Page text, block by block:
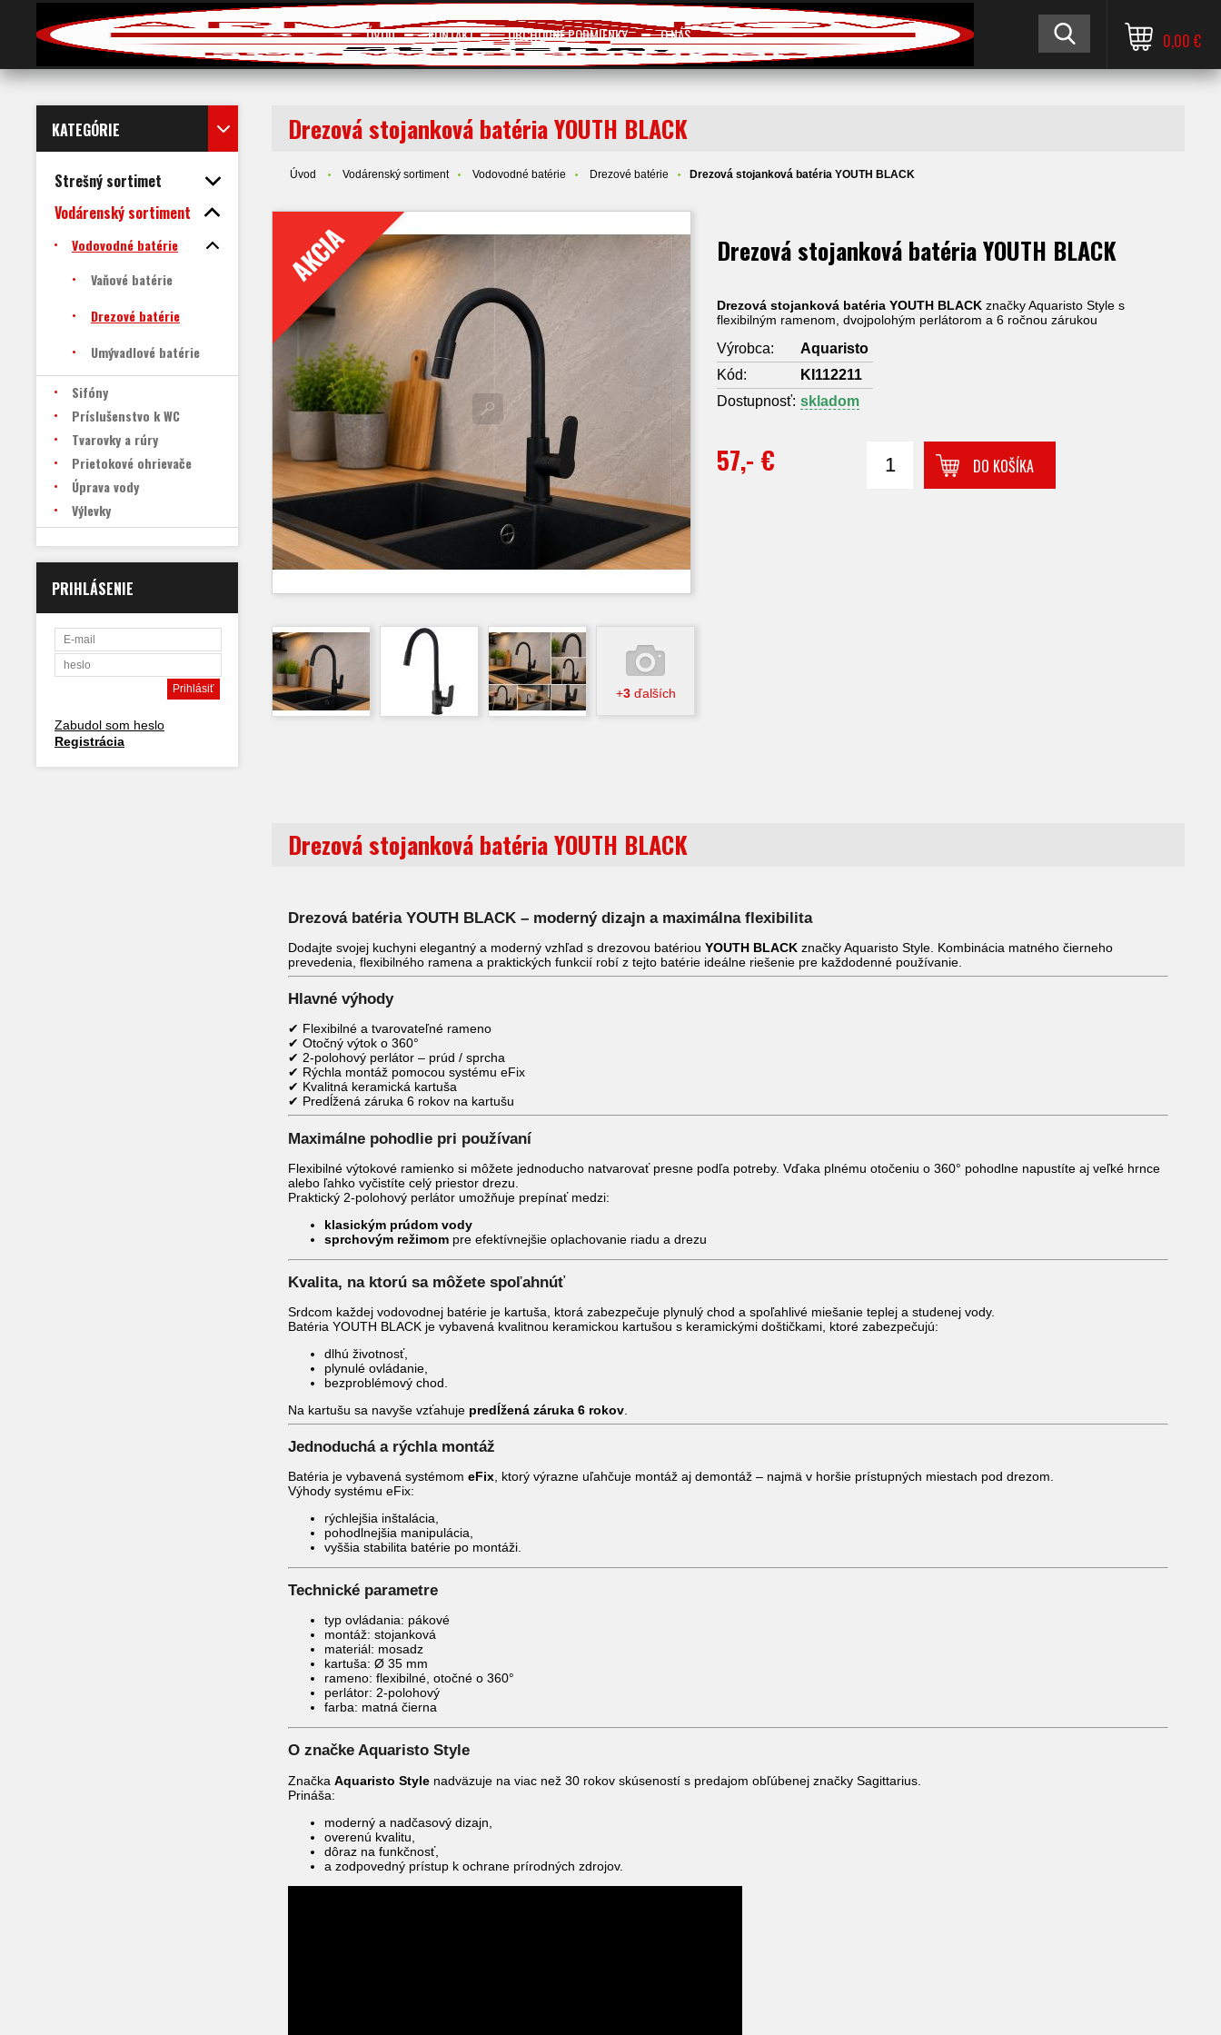
ÚVOD KONTAKT OBCHODNÉ PODMIENKY O NÁS 0,00 €
KATEGÓRIE
Strešný sortimet
Vodárenský sortiment
Vodovodné batérie
Vaňové batérie
Drezové batérie
Umývadlové batérie
Sifóny
Príslušenstvo k WC
Tvarovky a rúry
Prietokové ohrievače
Úprava vody
Výlevky
PRIHLÁSENIE
Zabudol som heslo
Registrácia
Drezová stojanková batéria YOUTH BLACK
Úvod Vodárenský sortiment Vodovodné batérie Drezové batérie Drezová stojanková batéria YOUTH BLACK
AKCIA
+3ďalších
Drezová stojanková batéria YOUTH BLACK
Drezová stojanková batéria YOUTH BLACKznačky Aquaristo Style s
flexibilným ramenom, dvojpolohým perlátorom a 6 ročnou zárukou
Výrobca:
Aquaristo
Kód:
KI112211
Dostupnosť: skladom
57,- € DO KOŠÍKA
Drezová stojanková batéria YOUTH BLACK
Drezová batéria YOUTH BLACK – moderný dizajn a maximálna flexibilita
Dodajte svojej kuchyni elegantný a moderný vzhľad s drezovou batériouYOUTH BLACK značky Aquaristo Style. Kombinácia matného čierneho
prevedenia, flexibilného ramena a praktických funkcií robí z tejto batérie ideálne riešenie pre každodenné používanie.
Hlavné výhody
✔ Flexibilné a tvarovateľné rameno
✔ Otočný výtok o 360°
✔ 2-polohový perlátor – prúd / sprcha
✔ Rýchla montáž pomocou systému eFix
✔ Kvalitná keramická kartuša
✔ Predĺžená záruka 6 rokov na kartušu
Maximálne pohodlie pri používaní
Flexibilné výtokové ramienko si môžete jednoducho natvarovať presne podľa potreby. Vďaka plnému otočeniu o 360° pohodlne napustíte aj veľké hrnce
alebo ľahko vyčistíte celý priestor drezu.
Praktický 2-polohový perlátor umožňuje prepínať medzi:
klasickým prúdom vody
sprchovým režimom pre efektívnejšie oplachovanie riadu a drezu
Kvalita, na ktorú sa môžete spoľahnúť
Srdcom každej vodovodnej batérie je kartuša, ktorá zabezpečuje plynulý chod a spoľahlivé miešanie teplej a studenej vody.
Batéria YOUTH BLACK je vybavená kvalitnou keramickou kartušou s keramickými doštičkami, ktoré zabezpečujú:
dlhú životnosť,
plynulé ovládanie,
bezproblémový chod.
Na kartušu sa navyše vzťahuje predĺžená záruka 6 rokov
Jednoduchá a rýchla montáž
Batéria je vybavená systémomeFix , ktorý výrazne uľahčuje montáž aj demontáž – najmä v horšie prístupných miestach pod drezom.
Výhody systému eFix:
rýchlejšia inštalácia,
pohodlnejšia manipulácia,
vyššia stabilita batérie po montáži.
Technické parametre
typ ovládania: pákové
montáž: stojanková
materiál: mosadz
kartuša: Ø 35 mm
rameno: flexibilné, otočné o 360°
perlátor: 2-polohový
farba: matná čierna
O značke Aquaristo Style
ZnačkaAquaristo Style nadväzuje na viac než 30 rokov skúseností s predajom obľúbenej značky Sagittarius.
Prináša:
moderný a nadčasový dizajn,
overenú kvalitu,
dôraz na funkčnosť,
a zodpovedný prístup k ochrane prírodných zdrojov.